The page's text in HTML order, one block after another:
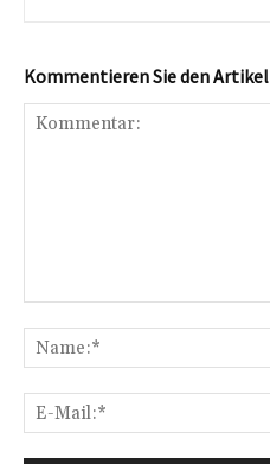
Kommentieren Sie den Artikel